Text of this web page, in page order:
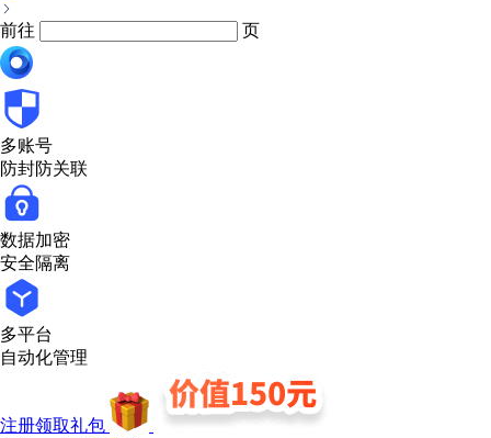
前往 页
多账号
防封防关联
数据加密
安全隔离
多平台
自动化管理
注册领取礼包